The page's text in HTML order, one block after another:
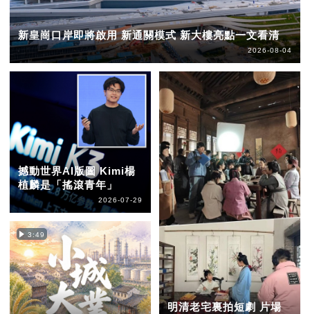
新皇崗口岸即將啟用 新通關模式 新大樓亮點一文看清
2026-08-04
撼動世界AI版圖 Kimi楊
植麟是「搖滾青年」
2026-07-29
3:49
明清老宅裏拍短劇 片場